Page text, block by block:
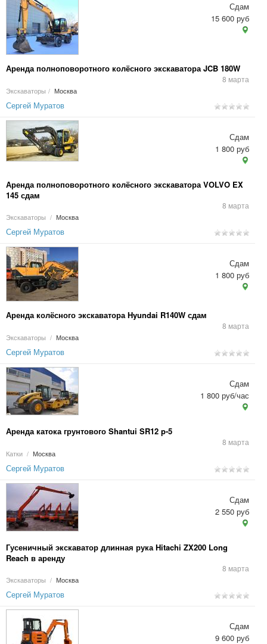
Аренда полноповоротного колёсного экскаватора JCB 180W
8 марта
Экскаваторы / Москва
Сдам
15 600 руб
Сергей Муратов
Аренда полноповоротного колёсного экскаватора VOLVO EX
145 сдам
8 марта
Экскаваторы / Москва
Сдам
1 800 руб
Сергей Муратов
Аренда колёсного экскаватора Hyundai R140W сдам
8 марта
Экскаваторы / Москва
Сдам
1 800 руб
Сергей Муратов
Аренда катока грунтового Shantui SR12 p-5
8 марта
Катки / Москва
Сдам
1 800 руб/час
Сергей Муратов
Гусеничный экскаватор длинная рука Hitachi ZX200 Long
Reach в аренду
8 марта
Экскаваторы / Москва
Сдам
2 550 руб
Сергей Муратов
Сдам
9 600 руб